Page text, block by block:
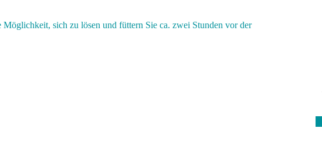
sich zu lösen und füttern Sie ca. zwei Stunden vor der